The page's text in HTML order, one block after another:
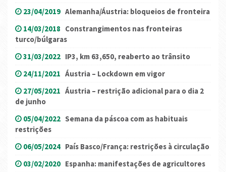
23/04/2019 Alemanha/Áustria: bloqueios de fronteira
14/03/2018 Constrangimentos nas fronteiras
turco/búlgaras
31/03/2022 IP3, km 63,650, reaberto ao trânsito
24/11/2021 Áustria – Lockdown em vigor
27/05/2021 Áustria – restrição adicional para o dia 2
de junho
05/04/2022 Semana da páscoa com as habituais
restrições
06/05/2024 País Basco/França: restrições à circulação
03/02/2020 Espanha: manifestações de agricultores